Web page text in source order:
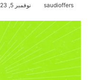
saudioffers نوفمبر 5, 2023